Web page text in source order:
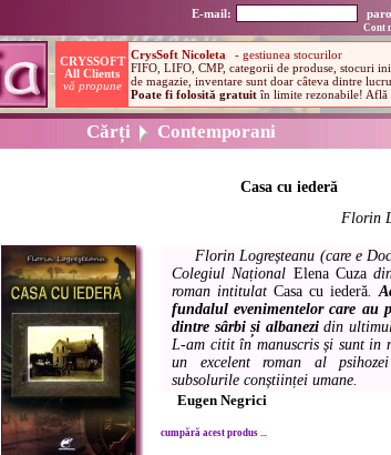
E-mail:
Cont
Cărți Contemporani
Casa cu iederă
Florin
Florin Logreșteanu (care e
Colegiul Național Elena Cuzadin
roman intitulat Casa cu iederă.
fundalul evenimentelor care au
dintre sârbi și albanezidin ultimul
L-am citit în manuscris și sunt in
un excelent roman al
subsolurile conștiinței umane.
Eugen Negrici
cumpără acest produs ...